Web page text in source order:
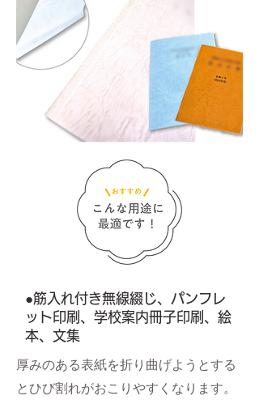
●筋入れ付き無線綴じ、パンフレ
ット印刷、学校案内冊子印刷、絵
本、文集
厚みのある表紙を折り曲げようとする
とひび割れがおこりやすくなります。